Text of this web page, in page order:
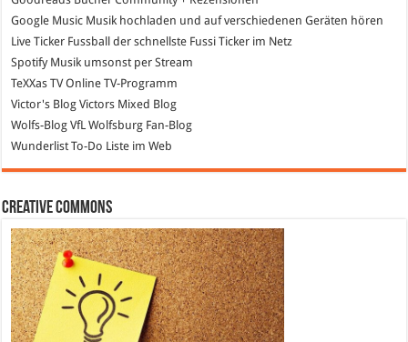
Google Music Musik hochladen und auf verschiedenen Geräten hören
Live Ticker Fussball der schnellste Fussi Ticker im Netz
SpotifyMusik umsonst per Stream
TeXXas TVOnline TV-Programm
Victor's Blog Victors Mixed Blog
Wolfs-Blog VfL Wolfsburg Fan-Blog
Wunderlist To-Do Liste im Web
Creative Commons